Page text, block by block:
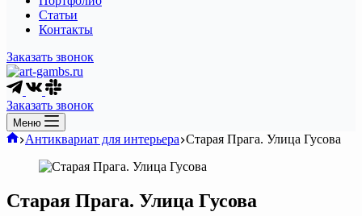
Статьи
Контакты
Заказать звонок
Заказать звонок
Меню
Главная
Антиквариат для интерьера Старая Прага. Улица Гусова
Старая Прага. Улица Гусова